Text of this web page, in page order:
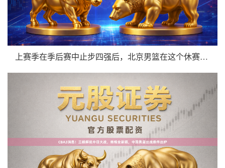
上赛季在季后赛中止步四强后，北京男篮在这个休赛期里确定了补强